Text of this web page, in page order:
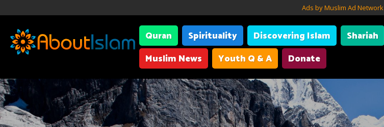
Ads by Muslim Ad Network
Quran Spirituality Discovering Islam Shariah
Muslim News
Youth Q & A Donate